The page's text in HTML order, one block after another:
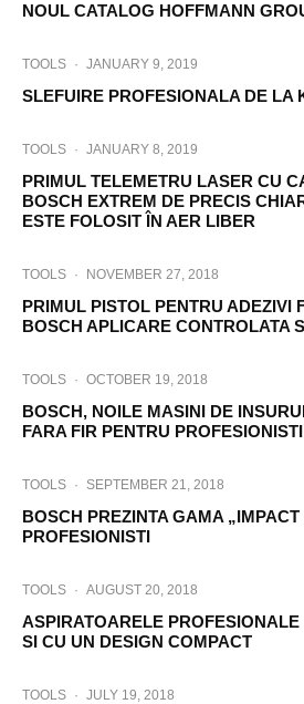
NOUL CATALOG HOFFMANN
TOOLS · JANUARY 9, 2019
SLEFUIRE PROFESIONALA DE LA
TOOLS · JANUARY 8, 2019
PRIMUL TELEMETRU LASER CU
BOSCH EXTREM DE PRECIS
ESTE FOLOSIT ÎN AER LIBER
TOOLS · NOVEMBER 27, 2018
PRIMUL PISTOL PENTRU ADEZIVI
BOSCH APLICARE CONTROLATA
TOOLS · OCTOBER 19, 2018
BOSCH, NOILE MASINI DE
FARA FIR PENTRU PROFESIONISTI
TOOLS · SEPTEMBER 21, 2018
BOSCH PREZINTA GAMA
PROFESIONISTI
TOOLS · AUGUST 20, 2018
ASPIRATOARELE
SI CU UN DESIGN COMPACT
TOOLS · JULY 19, 2018